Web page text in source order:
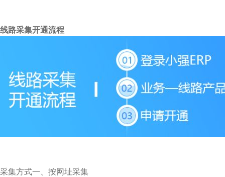
线路采集开通流程
采集方式一、按网址采集